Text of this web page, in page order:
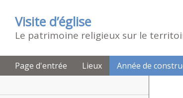
Visite d’église
Le patrimoine religieux sur le
Page d'entrée Lieux Année de